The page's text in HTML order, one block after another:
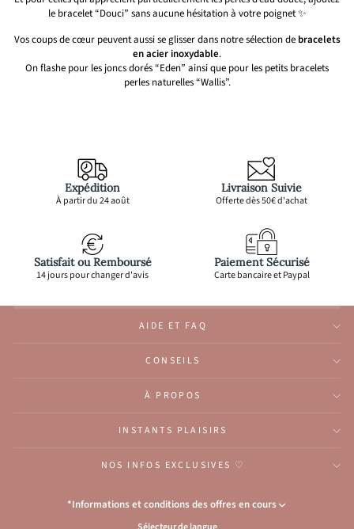
le bracelet “Douci” sans aucune hésitation à votre poignet ✨
Vos coups de cœur peuvent aussi se glisser dans notre sélection de bracelets
en acier inoxydable.
On flashe pour les joncs dorés “Eden” ainsi que pour les petits bracelets
perles naturelles “Wallis”.
Expédition
À partir du 24 août
Livraison Suivie
Offerte dès 50€ d'achat
Satisfait ou Remboursé
14 jours pour changer d'avis
Paiement Sécurisé
Carte bancaire et Paypal
AIDE ET FAQ
CONSEILS
À PROPOS
INSTANTS PLAISIRS
NOS INFOS EXCLUSIVES ♡
*Informations et conditions des offres en cours